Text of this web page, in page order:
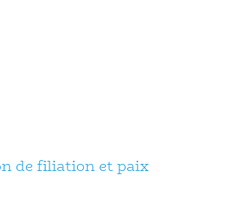
de filiation et paix